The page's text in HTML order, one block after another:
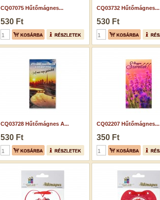
CQ07075 Hűtőmágnes...
530 Ft
CQ03732 Hűtőmágnes...
530 Ft
CQ03728 Hűtőmágnes A...
530 Ft
CQ02207 Hűtőmágnes...
350 Ft